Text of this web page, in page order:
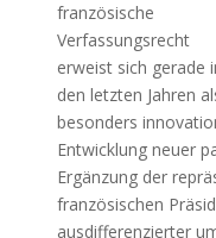
französische
Verfassungsrecht
erweist sich gerade
den letzten Jahren
besonders
Entwicklung neuer
Ergänzung der
französischen
ausdifferenzierter